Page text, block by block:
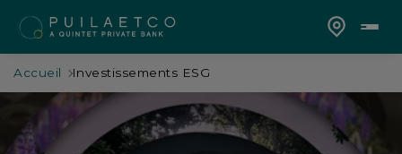
Accueil Investissements ESG